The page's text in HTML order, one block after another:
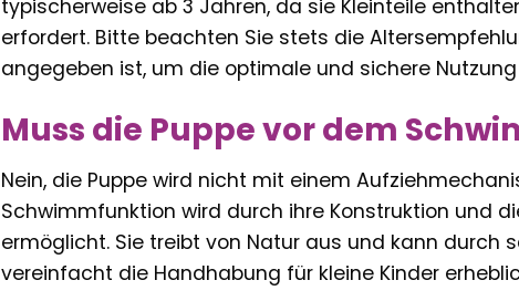
typischerweise ab 3 Jahren, da sie Kleinteile
erfordert. Bitte beachten Sie stets die
angegeben ist, um die optimale und sichere
Muss die Puppe vor dem
Nein, die Puppe wird nicht mit einem
Schwimmfunktion wird durch ihre Konstruktion und
ermöglicht. Sie treibt von Natur aus und kann durch
vereinfacht die Handhabung für kleine Kinder